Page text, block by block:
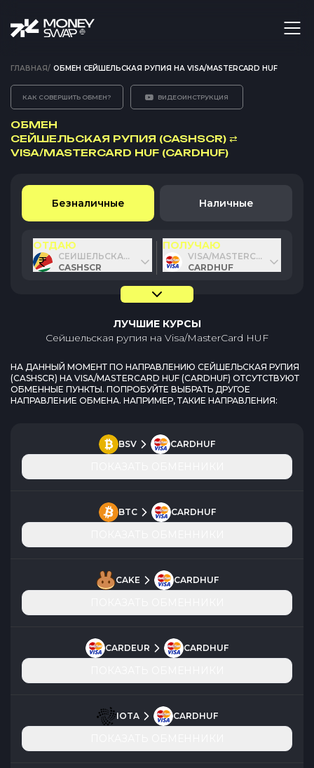
ГЛАВНАЯ/ ОБМЕН СЕЙШЕЛЬСКАЯ РУПИЯ НА VISA/MASTERCARD HUF
КАК СОВЕРШИТЬ ОБМЕН? ВИДЕОИНСТРУКЦИЯ
ОБМЕН
СЕЙШЕЛЬСКАЯ РУПИЯ (CASHSCR) ⇄
VISA/MASTERCARD HUF (CARDHUF)
Безналичные Наличные
ОТДАЮ
СЕЙШЕЛЬСКАЯ РУПИЯ
CASHSCR
ПОЛУЧАЮ
VISA/MASTERCARD HUF
CARDHUF
ЛУЧШИЕ КУРСЫ
Сейшельская рупия на Visa/MasterCard HUF
НА ДАННЫЙ МОМЕНТ ПО НАПРАВЛЕНИЮ СЕЙШЕЛЬСКАЯ РУПИЯ
(CASHSCR) НА VISA/MASTERCARD HUF (CARDHUF) ОТСУТСТВУЮТ
ОБМЕННЫЕ ПУНКТЫ. ПОПРОБУЙТЕ ВЫБРАТЬ ДРУГОЕ
НАПРАВЛЕНИЕ ОБМЕНА. НАПРИМЕР, ТАКИЕ НАПРАВЛЕНИЯ:
BSV CARDHUF
BTC CARDHUF
CAKE CARDHUF
CARDEUR CARDHUF
IOTA CARDHUF